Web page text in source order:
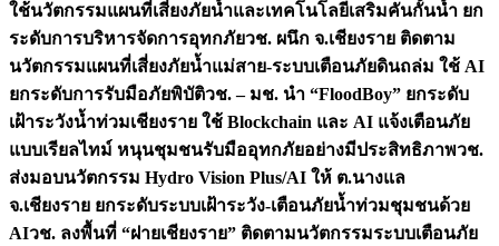
ใช้นวัตกรรมแผนที่เสี่ยงภัยน้ำและเทคโนโลยีเสริมคันกั้นน้ำ ยก
ระดับการบริหารจัดการอุทกภัยวช. ผนึก จ.เชียงราย ติดตาม
นวัตกรรมแผนที่เสี่ยงภัยน้ำแม่สาย-ระบบเตือนภัยดินถล่ม ใช้ AI
ยกระดับการรับมือภัยพิบัติวช. – มช. นำ “FloodBoy” ยกระดับ
เฝ้าระวังน้ำท่วมเชียงราย ใช้ Blockchain และ AI แจ้งเตือนภัย
แบบเรียลไทม์ หนุนชุมชนรับมืออุทกภัยอย่างมีประสิทธิภาพวช.
ส่งมอบนวัตกรรม Hydro Vision Plus/AI ให้ ต.นางแล
จ.เชียงราย ยกระดับระบบเฝ้าระวัง-เตือนภัยน้ำท่วมชุมชนด้วย
AIวช. ลงพื้นที่ “ฝายเชียงราย” ติดตามนวัตกรรมระบบเตือนภัย